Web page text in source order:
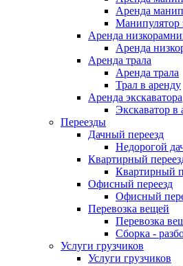
Аренда
Манипулятор
Аренда
Аренда
Аренда трала
Аренда трала
Трал в аренду
Аренда экскаватора
Экскаватор в
Переезды
Дачный переезд
Недорогой
Квартирный
Квартирный
Офисный переезд
Офисный
Перевозка вещей
Перевозка
Сборка -
Услуги грузчиков
Услуги грузчиков